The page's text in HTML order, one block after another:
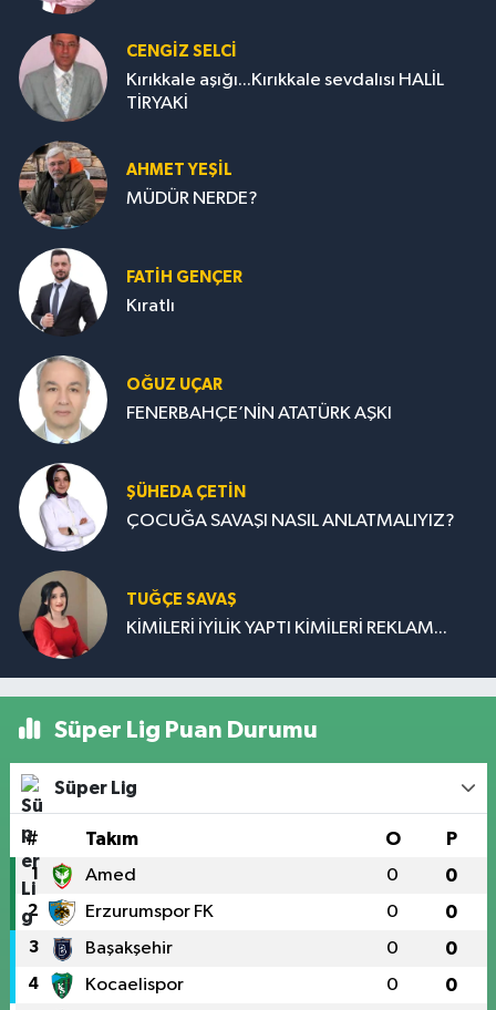
CENGİZ SELCİ
Kırıkkale aşığı...Kırıkkale sevdalısı HALİL
TİRYAKİ
AHMET YEŞİL
MÜDÜR NERDE?
FATIH GENÇER
Kıratlı
OĞUZ UÇAR
FENERBAHÇE’NİN ATATÜRK AŞKI
ŞÜHEDA ÇETİN
ÇOCUĞA SAVAŞI NASIL ANLATMALIYIZ?
TUĞÇE SAVAŞ
KİMİLERİ İYİLİK YAPTI KİMİLERİ REKLAM...
Süper Lig Puan Durumu
Süper Lig
# Takım O P
1 Amed 0 0
2 Erzurumspor FK 0 0
3 Başakşehir 0 0
4 Kocaelispor 0 0